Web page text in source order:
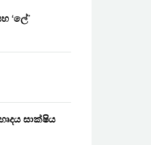
‘ලේ’
සාක්ෂිය